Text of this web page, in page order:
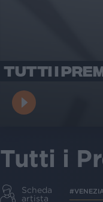
TUTTI I
Tutti i
Scheda
artista